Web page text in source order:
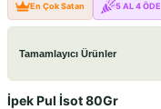
En Çok Satan 5 AL 4 ÖDE
Tamamlayıcı Ürünler
İpek Pul İsot 80Gr